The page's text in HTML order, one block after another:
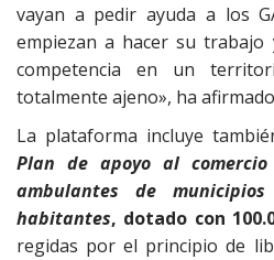
vayan a pedir ayuda a los
empiezan a hacer su trabajo
competencia en un
totalmente ajeno», ha
La plataforma incluye
Plan de apoyo al
ambulantes de
habitantes, dotado con
regidas por el principio de